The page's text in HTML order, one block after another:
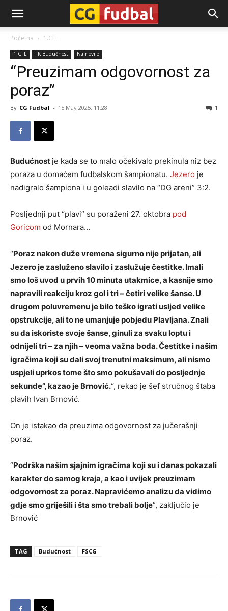
CG-
Fudbal
Početna 1.CFL
1.CFL FK Budućnost Najnovije
“Preuzimam odgovornost za
poraz”
By CG Fudbal - 15 May 2025. 11:28 1
Budućnost je kada se to malo očekivalo prekinula niz bez
poraza u domaćem fudbalskom šampionatu. Jezero je
nadigralo šampiona i u goleadi slavilo na “DG areni” 3:2.
Posljednji put “plavi” su poraženi 27. oktobra pod
Goricom od Mornara…
“Poraz nakon duže vremena sigurno nije prijatan, ali
Jezero je zasluženo slavilo i zaslužuje čestitke. Imali
smo loš uvod u prvih 10 minuta utakmice, a kasnije smo
napravili reakciju kroz gol i tri – četiri velike šanse. U
drugom poluvremenu je bilo teško igrati usljed velike
opstrukcije, ali to ne umanjuje pobjedu Plavljana. Znali
su da iskoriste svoje šanse, ginuli za svaku loptu i
odnijeli tri – za njih – veoma važna boda. Čestitke i našim
igračima koji su dali svoj trenutni maksimum, ali nismo
uspjeli uprkos tome što smo pokušavali do posljednje
sekunde”, kazao je Brnović.“, rekao je šef stručnog štaba
plavih Ivan Brnović.
On je istakao da preuzima odgovornost za jučerašnji
poraz.
“Podrška našim sjajnim igračima koji su i danas pokazali
karakter do samog kraja, a kao i uvijek preuzimam
odgovornost za poraz. Napravićemo analizu da vidimo
gdje smo griješili i šta smo trebali bolje”, zaključio je
Brnović
TAG Budućnost FSCG